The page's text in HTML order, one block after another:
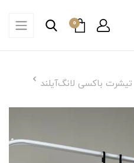
0
تیشرت باکسی لانگ‌آیلند